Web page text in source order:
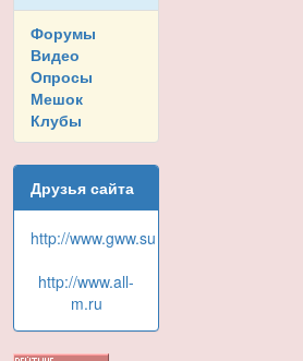
Форумы
Видео
Опросы
Мешок
Клубы
Друзья сайта
http://www.gww.su
http://www.all-
m.ru